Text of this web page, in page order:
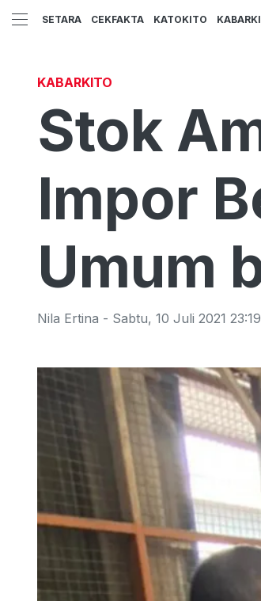
SETARA CEKFAKTA KATOKITO
KABARKITO
Stok
Impor
Umum
Nila Ertina - Sabtu, 10 Juli 2021 23:19